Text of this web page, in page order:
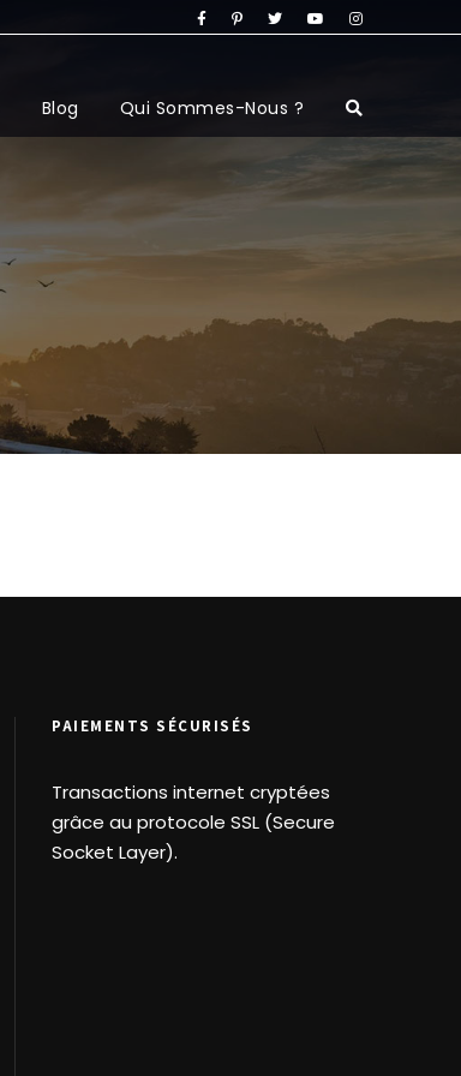
Blog Qui Sommes-Nous ?
PAIEMENTS SÉCURISÉS
Transactions internet cryptées
grâce au protocole SSL (Secure
Socket Layer).